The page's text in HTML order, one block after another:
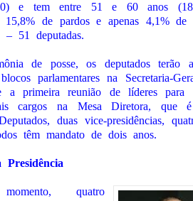
e tem entre 51 e 60 anos
15,8% de pardos e apenas 4,1% de
– 51 deputadas.
de posse, os deputados terão
parlamentares na Secretaria-
a primeira reunião de líderes
cargos na Mesa Diretora, que
duas vice-presidências,
têm mandato de dois anos.
Presidência
quatro